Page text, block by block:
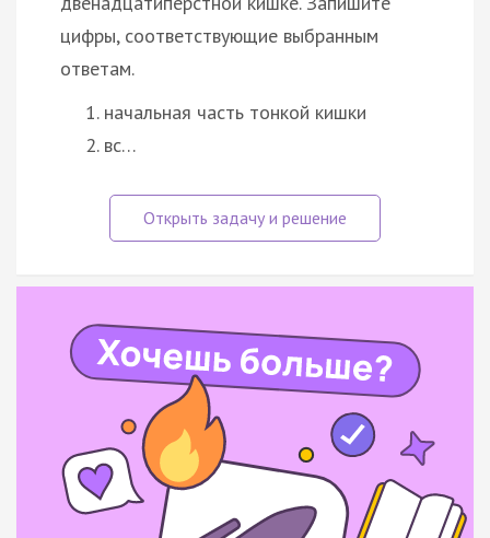
цифры, соответствующие выбранным
ответам.
начальная часть тонкой кишки
вс…